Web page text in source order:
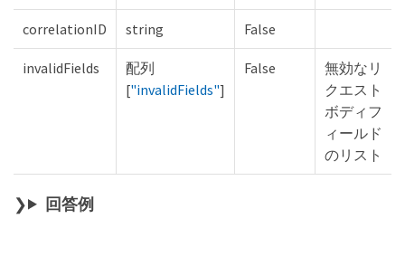
correlationID string False
invalidFields
配列
["invalidFields"]
False
無効なリ
クエスト
ボディフ
ィールド
のリスト
回答例